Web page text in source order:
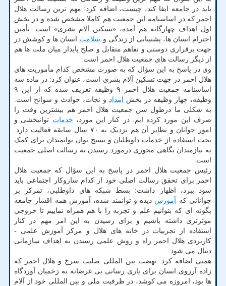
باید در جامعه ایفا کند، چیست، اضافه کرد: مهم ترین رسالت هلال
احمر که در اساسنامه این جمعیت هم کاملا مشخص شده و در بخش
اول اهداف چهارگانه هم آمده، «تسکین آلام بشری» است. تأمین
احترام انسان ها، پشتیبانی از زندگی و سلامت انسان ها و کوشش در
جهت برقراری دوستی و تفاهم متقابل و صلح پایدار میان ملت ها هم
از دیگر رسالت های جمعیت هلال احمر است.
وی در پاسخ به این سؤال که به صورت مشخص کدام مأموریت های
هلال احمر در جهت تسکین آلام بشری است، عنوان کرد: در ماده سه
اساسنامه جمعیت هلال احمر ۹ وظیفه تعریف شده که از این ۹
وظیفه، چهار وظیفه در بخش
امداد و نجات، حوادث و سوانح است.
به شکلی ما درطول سن جمعیت هلال احمر هم بیشترین وقت را
صرف این مورد کرده ایم. در کنار این مورد، خدمات توانبخشی و
امور جوانان و نظایر آن هم نزدیک به ۷۰ سال سابقه قعالیت دارد.
بحث استفاده از خدمات داوطلبان و بسیج توان توانمندان برای کمک
به نیازمندان نگاهی محوری درمورد رسیدن به رسالت اصلی جمعیت
است.
رئیس جمعیت هلال احمر در پاسخ به این سؤال که جمعیت هلال
احمر برای تحقق رسالت اصلی خود از کدام سازوکار اجتماعی باید
سود ببرد، اظهار داشت: بسط شبکه های داوطلبی، تمرکز بر
جوانانی که
آموزش دیده و توانمند شده، آموزش همه اقشار جامعه
بگونه ای که بتوانیم علم و تجربه را با هم همراه نماییم تا خروجی
موثرتری داشته باشیم و برای رسیدن به این امر مهم در کنار
استفاده از تجربیات در خانه های هلال و مرکز آموزش علمی -
کاربردی هلال احمر راه و روش علمی رسیدن به اهداف سازمانی
دنبال می شود.
همتی اضافه کرد: نهضت بین المللی صلیب سرخ و هلال احمر که
زاده آرزوی انسان برای یاری رسانی بی غرضانه به زخمیان آوردگاه
ها بود، امروزه می کوشد، در ظرفیت ملی و بین المللی خود از آلام